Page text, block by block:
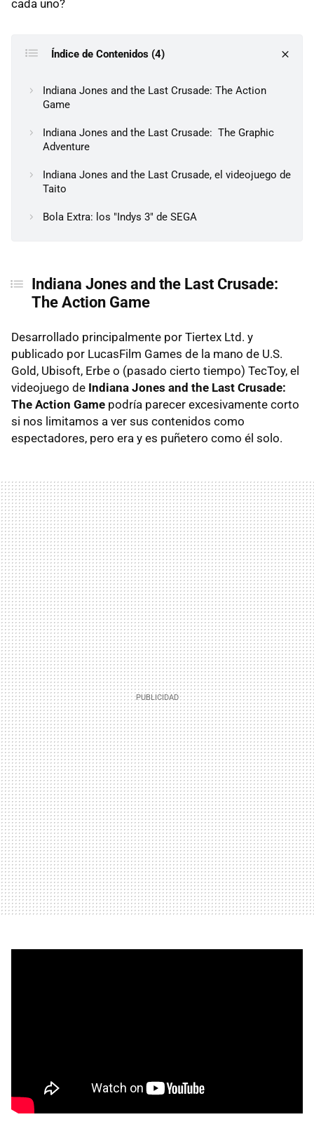
cada uno?
Índice de Contenidos (4)
Indiana Jones and the Last Crusade: The Action
Game
Indiana Jones and the Last Crusade: The Graphic
Adventure
Indiana Jones and the Last Crusade, el videojuego de
Taito
Bola Extra: los "Indys 3" de SEGA
Indiana Jones and the Last Crusade:
The Action Game
Desarrollado principalmente por Tiertex Ltd. y
publicado por LucasFilm Games de la mano de U.S.
Gold, Ubisoft, Erbe o (pasado cierto tiempo) TecToy, el
videojuego de Indiana Jones and the Last Crusade:
The Action Game podría parecer excesivamente corto
si nos limitamos a ver sus contenidos como
espectadores, pero era y es puñetero como él solo.